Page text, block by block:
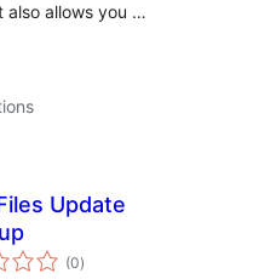
also allows you …
Update
(0total
ratings
)